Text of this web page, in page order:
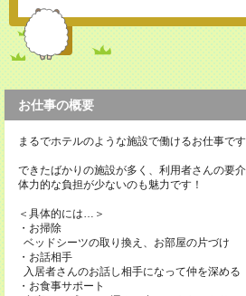
お仕事の概要
まるでホテルのような施設で働けるお仕事です
できたばかりの施設が多く、利用者さんの要介
体力的な負担が少ないのも魅力です！
＜具体的には…＞
・お掃除
ベッドシーツの取り換え、お部屋の片づけ
・お話相手
入居者さんのお話し相手になって仲を深める
・お食事サポート